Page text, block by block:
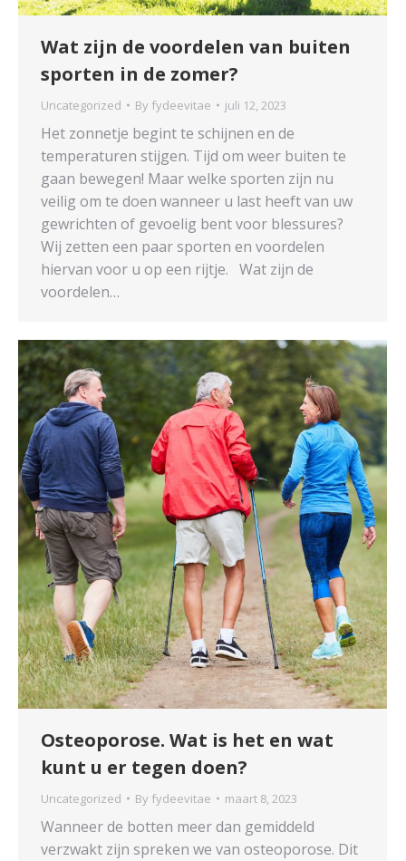
Wat zijn de voordelen van buiten
sporten in de zomer?
Uncategorized By fydeevitae juli 12, 2023
Het zonnetje begint te schijnen en de
temperaturen stijgen. Tijd om weer buiten te
gaan bewegen! Maar welke sporten zijn nu
veilig om te doen wanneer u last heeft van uw
gewrichten of gevoelig bent voor blessures?
Wij zetten een paar sporten en voordelen
hiervan voor u op een rijtje. Wat zijn de
voordelen…
Osteoporose. Wat is het en wat
kunt u er tegen doen?
Uncategorized By fydeevitae maart 8, 2023
Wanneer de botten meer dan gemiddeld
verzwakt zijn spreken we van osteoporose. Dit